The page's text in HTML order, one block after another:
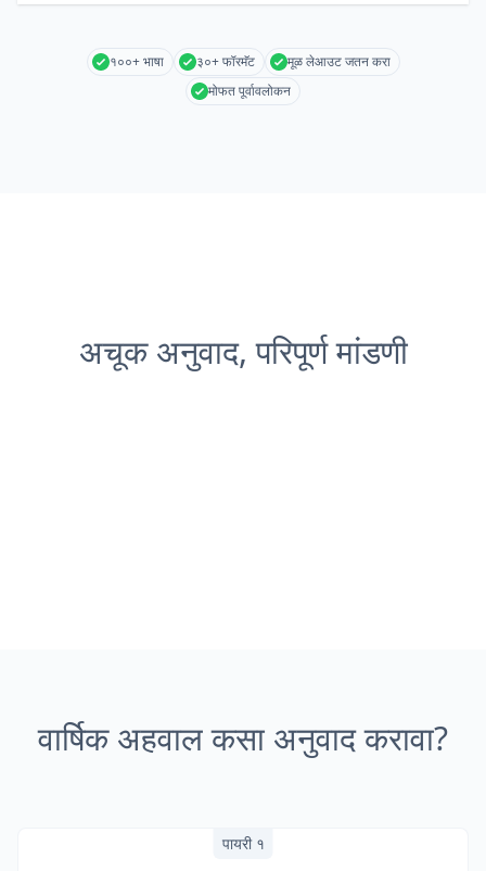
१००+ भाषा ३०+ फॉरमॅट
मूळ लेआउट जतन करा
मोफत पूर्वावलोकन
अचूक अनुवाद, परिपूर्ण मांडणी
वार्षिक अहवाल कसा अनुवाद करावा?
पायरी १